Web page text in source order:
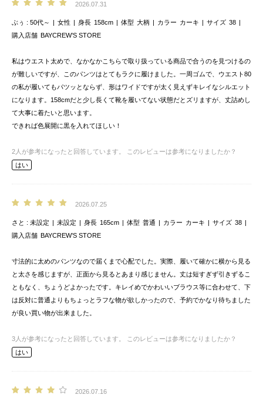
2026.07.31
ぶぅ 50代～ 女性 身長 158cm 体型 大柄 カラー カーキ サイズ 38
購入店舗 BAYCREW’S STORE
私はウエスト太めで、なかなかこちらで取り扱っている商品で合うのを見つけるの
が難しいですが、このパンツはとてもラクに履けました。一周ゴムで、ウエスト80
の私が履いてもパツッとならず、形はワイドですが太く見えずキレイなシルエット
になります。158cmだと少し長くて靴を履いてない状態だとズリますが、丈詰めし
て大事に着たいと思います。
できれば色展開に黒を入れてほしい！
2 人が参考になったと回答しています。
このレビューは参考になりましたか？
はい
2026.07.25
さと 未設定 未設定 身長 165cm 体型 普通 カラー カーキ サイズ 38
購入店舗 BAYCREW’S STORE
寸法的に太めのパンツなので届くまで心配でした。実際、履いて確かに横から見る
と太さを感じますが、正面から見るとあまり感じません。丈は短すぎず引きずるこ
ともなく、ちょうどよかったです。キレイめでかわいいブラウス等に合わせて、下
は反対に普通よりもちょっとラフな物が欲しかったので、予約でかなり待ちました
が良い買い物が出来ました。
3 人が参考になったと回答しています。
このレビューは参考になりましたか？
はい
2026.07.16